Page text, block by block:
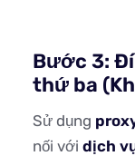
Bước 3:
thứ ba
Sử dụng
nối với dịch